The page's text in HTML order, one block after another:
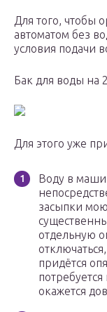
Для того, чтобы
автоматом без
условия подачи
Бак для воды на
Для этого уже
Воду в
засыпки
отдельную
придётся
окажется